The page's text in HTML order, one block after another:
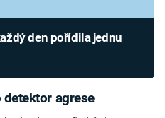
den pořídila jednu
detektor agrese